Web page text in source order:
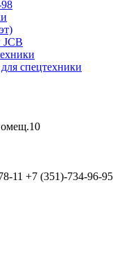
JCB
спецтехники
11 +7 (351)-734-96-95